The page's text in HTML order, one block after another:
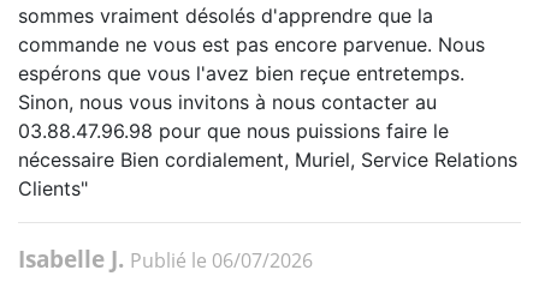
sommes vraiment désolés d'apprendre que la
commande ne vous est pas encore parvenue. Nous
espérons que vous l'avez bien reçue entretemps.
Sinon, nous vous invitons à nous contacter au
03.88.47.96.98 pour que nous puissions faire le
nécessaire Bien cordialement, Muriel, Service Relations
Clients"
Isabelle J. Publié le 06/07/2026